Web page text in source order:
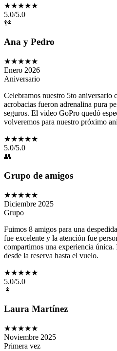
★★★★★
5.0/5.0
👫
Ana y Pedro
★★★★★
Enero 2026
Aniversario
Celebramos nuestro 5to aniversario
acrobacias fueron adrenalina pura
seguros. El video GoPro quedó
volveremos para nuestro próximo
★★★★★
5.0/5.0
👥
Grupo de amigos
★★★★★
Diciembre 2025
Grupo
Fuimos 8 amigos para una
fue excelente y la atención fue
compartimos una experiencia
desde la reserva hasta el vuelo.
★★★★★
5.0/5.0
👩
Laura Martínez
★★★★★
Noviembre 2025
Primera vez